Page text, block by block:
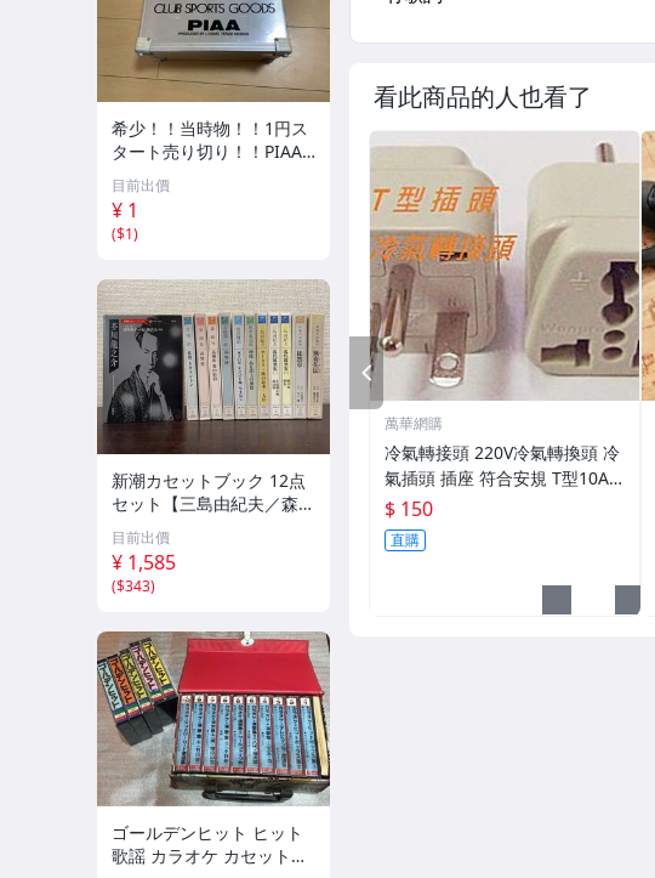
看此商品的人也看了
萬華網購
冷氣轉接頭 220V冷氣轉換頭 冷
氣插頭 插座 符合安規 T型10A
萬用 轉接 插座 2P+E 轉換插頭
$ 150
直購
希少！！当時物！！1円ス
タート売り切り！！PIAA
CLUB SPORTS GOODS ア
ルミケース 収納
目前出價
¥ 1
($1)
新潮カセットブック 12点
セット【三島由紀夫／森外
／太宰治／芥川龍之介／谷
崎潤一郎／宮沢賢治／他】
新潮社
目前出價
¥ 1,585
($343)
ゴールデンヒット ヒット
歌謡 カラオケ カセットテ